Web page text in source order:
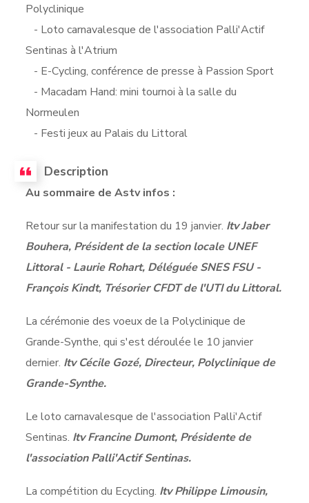
Polyclinique
- Loto carnavalesque de l'association Palli'Actif
Sentinas à l'Atrium
- E-Cycling, conférence de presse à Passion Sport
- Macadam Hand: mini tournoi à la salle du
Normeulen
- Festi jeux au Palais du Littoral
Description
Au sommaire de Astv infos :
Retour sur la manifestation du 19 janvier. Itv Jaber
Bouhera, Président de la section locale UNEF
Littoral - Laurie Rohart, Déléguée SNES FSU -
François Kindt, Trésorier CFDT de l'UTI du Littoral.
La cérémonie des voeux de la Polyclinique de
Grande-Synthe, qui s'est déroulée le 10 janvier
dernier. Itv Cécile Gozé, Directeur, Polyclinique de
Grande-Synthe.
Le loto carnavalesque de l'association Palli'Actif
Sentinas. Itv Francine Dumont, Présidente de
l'association Palli'Actif Sentinas.
La compétition du Ecycling. Itv Philippe Limousin,